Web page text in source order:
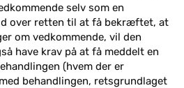
selv som en
over retten til at få bekræftet, at
om vedkommende, vil den
have krav på at få meddelt en
(hvem der er
behandlingen, retsgrundlaget